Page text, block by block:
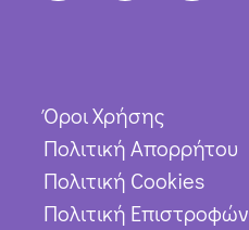
Όροι Χρήσης
Πολιτική Απορρήτου
Πολιτική Cookies
Πολιτική Επιστροφών